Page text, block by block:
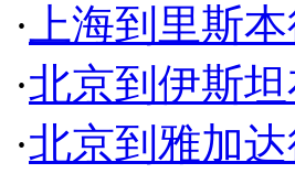
· 上海到里斯
·北京到伊斯
·北京到雅加